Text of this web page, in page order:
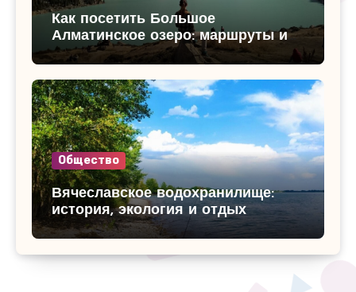
Как посетить Большое
Алматинское озеро: маршруты и
достопримечательности
Общество
Вячеславское водохранилище:
история, экология и отдых